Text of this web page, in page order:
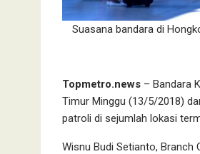
Suasana bandara di
Topmetro.news – Bandara
Timur Minggu (13/5/2018)
patroli di sejumlah lokasi
Wisnu Budi Setianto, Branch